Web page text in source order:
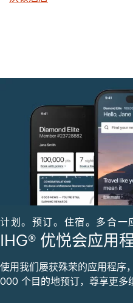
计划。预订。住宿。多合一
IHG® 优悦会应用
使用我们屡获殊荣的应用程序
000 个目的地预订，尊享更多